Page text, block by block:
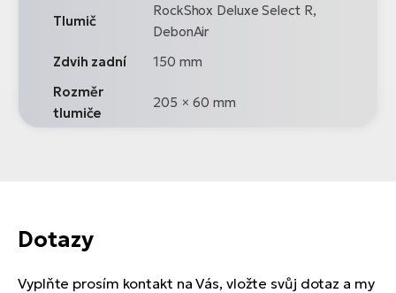
Tlumič
RockShox Deluxe Select R,
DebonAir
Zdvih zadní
150 mm
Rozměr
tlumiče
205 × 60 mm
Dotazy
Vyplňte prosím kontakt na Vás, vložte svůj dotaz a my